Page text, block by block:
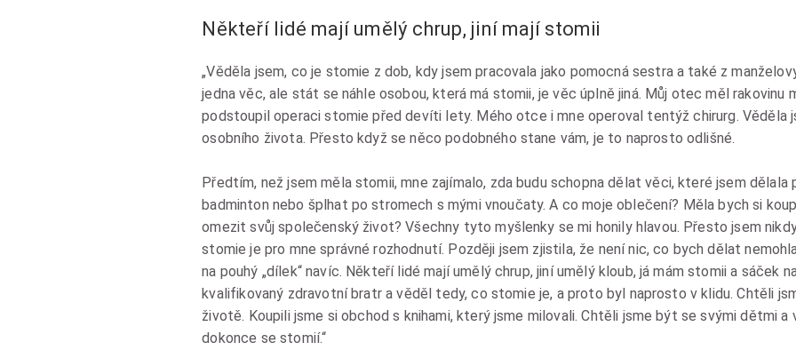
Někteří lidé mají umělý chrup, jiní mají stomii
„Věděla jsem, co je stomie z dob, kdy jsem pracovala jako pomocná sestra a také z
jedna věc, ale stát se náhle osobou, která má stomii, je věc úplně jiná. Můj otec měl rakovinu
podstoupil operaci stomie před devíti lety. Mého otce i mne operoval tentýž chirurg. Věděla
osobního života. Přesto když se něco podobného stane vám, je to naprosto odlišné.
Předtím, než jsem měla stomii, mne zajímalo, zda budu schopna dělat věci, které jsem
badminton nebo šplhat po stromech s mými vnoučaty. A co moje oblečení? Měla bych si
omezit svůj společenský život? Všechny tyto myšlenky se mi honily hlavou. Přesto jsem
stomie je pro mne správné rozhodnutí. Později jsem zjistila, že není nic, co bych dělat
na pouhý „dílek“ navíc. Někteří lidé mají umělý chrup, jiní umělý kloub, já mám stomii a sáček
kvalifikovaný zdravotní bratr a věděl tedy, co stomie je, a proto byl naprosto v klidu. Chtěli
životě. Koupili jsme si obchod s knihami, který jsme milovali. Chtěli jsme být se svými dětmi
dokonce se stomií.“